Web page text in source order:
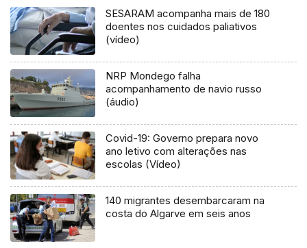
SESARAM acompanha mais de 180
doentes nos cuidados paliativos
(vídeo)
NRP Mondego falha
acompanhamento de navio russo
(áudio)
Covid-19: Governo prepara novo
ano letivo com alterações nas
escolas (Vídeo)
140 migrantes desembarcaram na
costa do Algarve em seis anos